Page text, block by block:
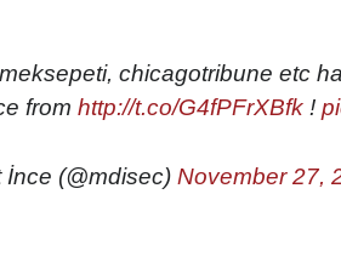
chicagotribune etc
from http://t.co/G4fPFrXBfk !
(@mdisec) November 27,